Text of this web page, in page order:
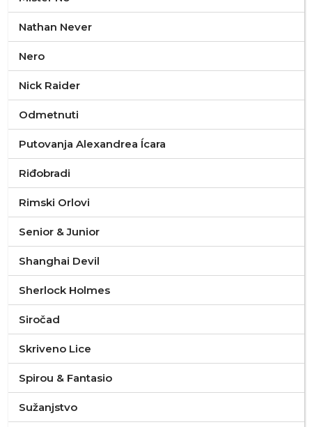
Nathan Never
Nero
Nick Raider
Odmetnuti
Putovanja Alexandrea Ícara
Riđobradi
Rimski Orlovi
Senior & Junior
Shanghai Devil
Sherlock Holmes
Siročad
Skriveno Lice
Spirou & Fantasio
Sužanjstvo